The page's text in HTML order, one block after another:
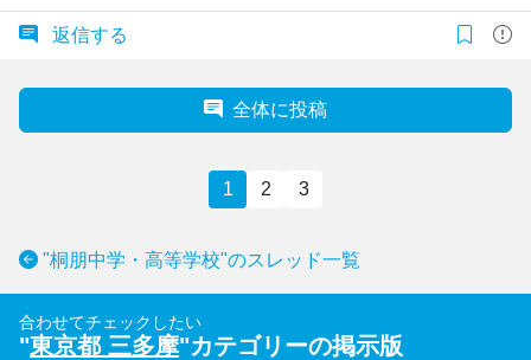
返信する
全体に投稿
1 2 3
"桐朋中学・高等学校"のスレッド一覧
合わせてチェックしたい
"東京都 三多摩"カテゴリーの掲示版